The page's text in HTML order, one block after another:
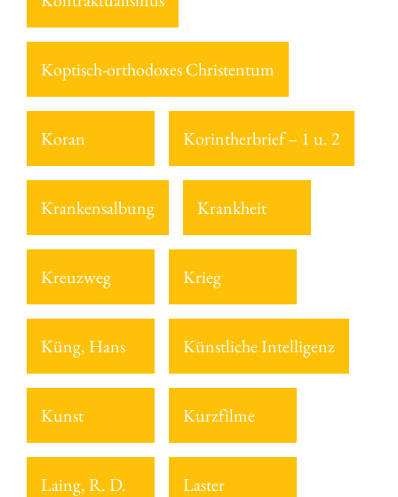
Koptisch-orthodoxes Christentum
Koran Korintherbrief – 1 u. 2
Krankensalbung Krankheit
Kreuzweg Krieg
Küng, Hans Künstliche Intelligenz
Kunst Kurzfilme
Laing, R. D. Laster